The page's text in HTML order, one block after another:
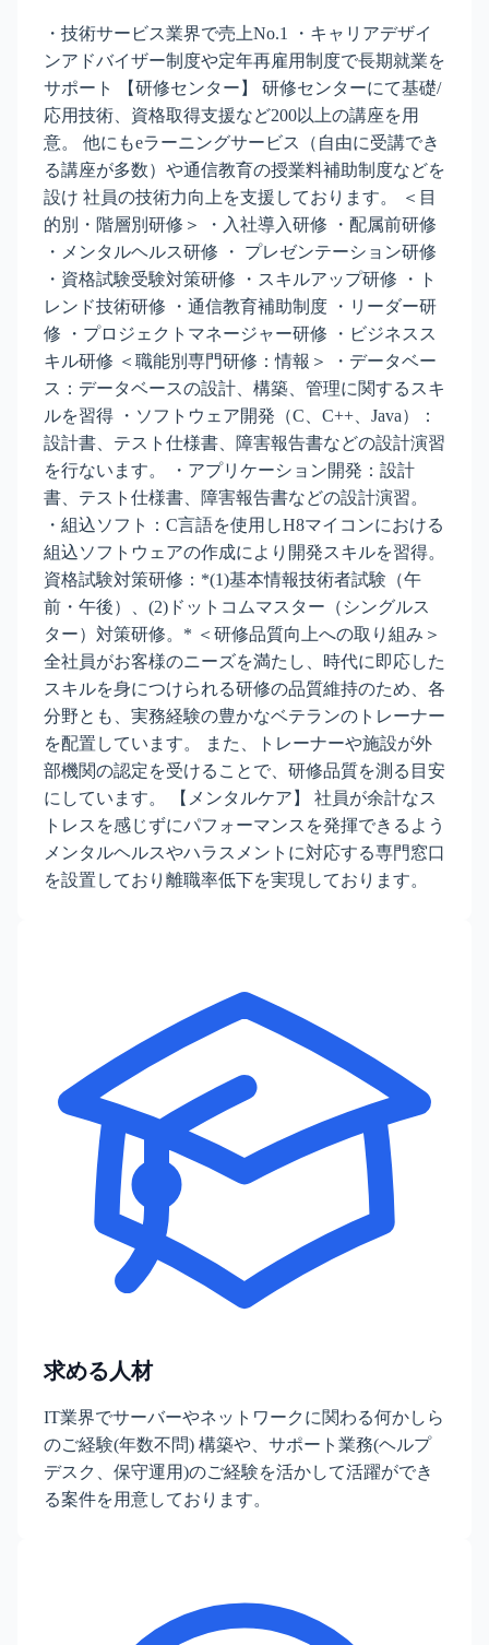
・技術サービス業界で売上No.1 ・キャリアデザイ
ンアドバイザー制度や定年再雇用制度で長期就業を
サポート 【研修センター】 研修センターにて基礎/
応用技術、資格取得支援など200以上の講座を用
意。 他にもeラーニングサービス（自由に受講でき
る講座が多数）や通信教育の授業料補助制度などを
設け 社員の技術力向上を支援しております。 ＜目
的別・階層別研修＞ ・入社導入研修 ・配属前研修
・メンタルヘルス研修 ・ プレゼンテーション研修
・資格試験受験対策研修 ・スキルアップ研修 ・ト
レンド技術研修 ・通信教育補助制度 ・リーダー研
修 ・プロジェクトマネージャー研修 ・ビジネスス
キル研修 ＜職能別専門研修：情報＞ ・データベー
ス：データベースの設計、構築、管理に関するスキ
ルを習得 ・ソフトウェア開発（C、C++、Java）：
設計書、テスト仕様書、障害報告書などの設計演習
を行ないます。 ・アプリケーション開発：設計
書、テスト仕様書、障害報告書などの設計演習。
・組込ソフト：C言語を使用しH8マイコンにおける
組込ソフトウェアの作成により開発スキルを習得。
資格試験対策研修：*(1)基本情報技術者試験（午
前・午後）、(2)ドットコムマスター（シングルス
ター）対策研修。* ＜研修品質向上への取り組み＞
全社員がお客様のニーズを満たし、時代に即応した
スキルを身につけられる研修の品質維持のため、各
分野とも、実務経験の豊かなベテランのトレーナー
を配置しています。 また、トレーナーや施設が外
部機関の認定を受けることで、研修品質を測る目安
にしています。 【メンタルケア】 社員が余計なス
トレスを感じずにパフォーマンスを発揮できるよう
メンタルヘルスやハラスメントに対応する専門窓口
を設置しており離職率低下を実現しております。
求める人材
IT業界でサーバーやネットワークに関わる何かしら
のご経験(年数不問) 構築や、サポート業務(ヘルプ
デスク、保守運用)のご経験を活かして活躍ができ
る案件を用意しております。